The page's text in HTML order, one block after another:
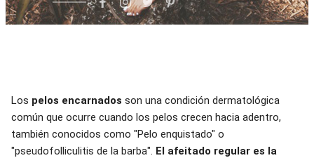
Los pelos encarnados son una condición dermatológica
común que ocurre cuando los pelos crecen hacia adentro,
también conocidos como "Pelo enquistado" o
"pseudofolliculitis de la barba". El afeitado regular es la